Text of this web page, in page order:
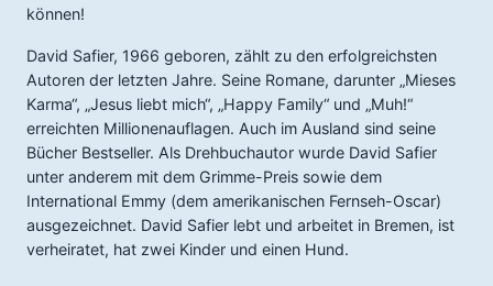
können!
David Safier, 1966 geboren, zählt zu den erfolgreichsten
Autoren der letzten Jahre. Seine Romane, darunter „Mieses
Karma“, „Jesus liebt mich“, „Happy Family“ und „Muh!“
erreichten Millionenauflagen. Auch im Ausland sind seine
Bücher Bestseller. Als Drehbuchautor wurde David Safier
unter anderem mit dem Grimme-Preis sowie dem
International Emmy (dem amerikanischen Fernseh-Oscar)
ausgezeichnet. David Safier lebt und arbeitet in Bremen, ist
verheiratet, hat zwei Kinder und einen Hund.